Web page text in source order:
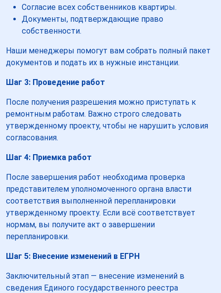
Согласие всех собственников квартиры.
Документы, подтверждающие право
собственности.
Наши менеджеры помогут вам собрать полный пакет
документов и подать их в нужные инстанции.
Шаг 3: Проведение работ
После получения разрешения можно приступать к
ремонтным работам. Важно строго следовать
утвержденному проекту, чтобы не нарушить условия
согласования.
Шаг 4: Приемка работ
После завершения работ необходима проверка
представителем уполномоченного органа власти
соответствия выполненной перепланировки
утвержденному проекту. Если всё соответствует
нормам, вы получите акт о завершении
перепланировки.
Шаг 5: Внесение изменений в ЕГРН
Заключительный этап — внесение изменений в
сведения Единого государственного реестра